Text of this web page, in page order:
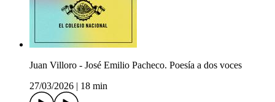
Juan Villoro - José Emilio Pacheco. Poesía a dos voces
27/03/2026
18 min